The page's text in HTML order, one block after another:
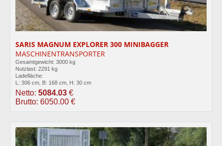
SARIS MAGNUM EXPLORER 300 MINIBAGGER
MASCHINENTRANSPORTER
Gesamtgewicht: 3000 kg
Nutzlast: 2291 kg
Ladefläche:
L: 306 cm, B: 168 cm, H: 30 cm
Netto: 5084.03 €
Brutto: 6050.00 €